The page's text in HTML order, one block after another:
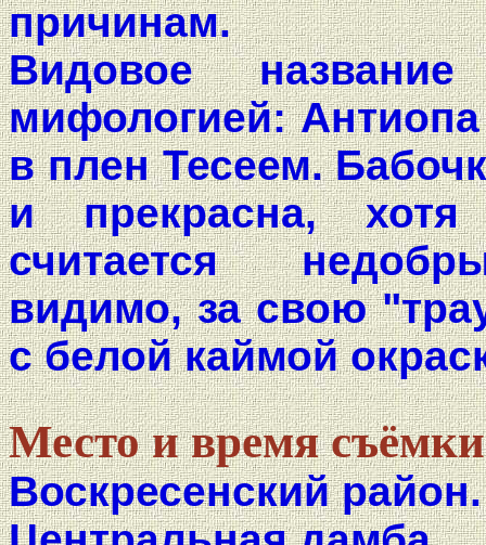
причинам.
Видовое
мифологией:
в плен Тесеем.
и прекрасна,
считается
видимо, за свою
с белой каймой
Место и время
Воскресенский